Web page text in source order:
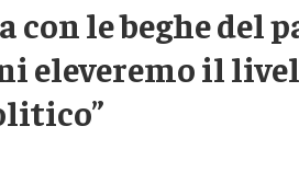
con le beghe del
eleveremo il